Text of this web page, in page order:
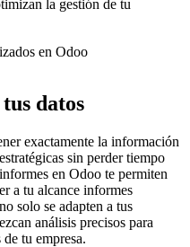
la gestión de tu
datos
exactamente la información
sin perder tiempo
en Odoo te permiten
a tu alcance informes
solo se adapten a tus
análisis precisos para
tu empresa.